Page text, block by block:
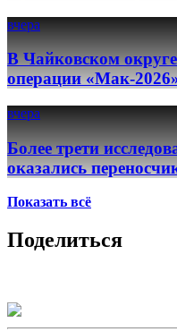
вчера
В Чайковском округе
операции «Мак-
вчера
Более трети
оказались
Показать всё
Поделиться